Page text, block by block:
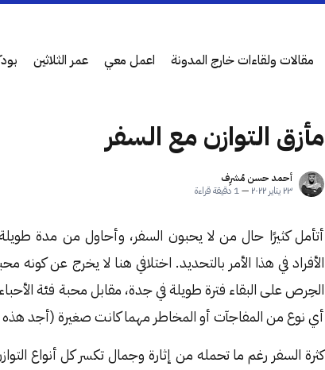
مقالات ولقاءات خارج المدونة اعمل معي عمر الثلاثين
مأزق التوازن مع السفر
أحمد حسن مُشرِف
٢٣ يناير ٢٠٢٢
—1 دقيقة قراءة
أتأمل كثيرًا حال من لا يحبون السفر، وأحاول من مدة
الأفراد في هذا الأمر بالتحديد. اختلافي هنا لا يخرج عن
الحِرص على البقاء فترة طويلة في جدة، مقابل محبة فئة
أي نوع من المفاجآت أو المخاطر مهما كانت صغيرة (أجد هذه
كثرة السفر رغم ما تحمله من إثارة وجمال تكسر كل أنواع